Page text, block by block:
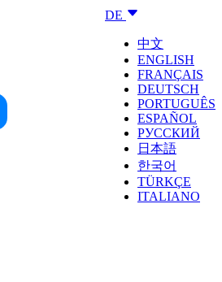
DE
中文
ENGLISH
FRANÇAIS
DEUTSCH
PORTUGUÊS
ESPAÑOL
РУССКИЙ
日本語
한국어
TÜRKÇE
ITALIANO